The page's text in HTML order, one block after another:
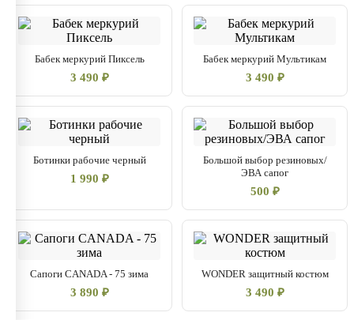
Бабек меркурий Пиксель
3 490 ₽
Бабек меркурий Мультикам
3 490 ₽
Ботинки рабочие черный
1 990 ₽
Большой выбор резиновых/
ЭВА сапог
500 ₽
Сапоги CANADA - 75 зима
3 890 ₽
WONDER защитный костюм
3 490 ₽